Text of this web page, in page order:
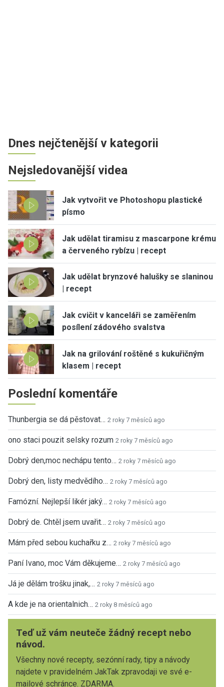
Dnes nejčtenější v kategorii
Nejsledovanější videa
Jak vytvořit ve Photoshopu plastické
písmo
Jak udělat tiramisu z mascarpone krému
a červeného rybízu | recept
Jak udělat brynzové halušky se slaninou
| recept
Jak cvičit v kanceláři se zaměřením
posílení zádového svalstva
Jak na grilování roštěné s kukuřičným
klasem | recept
Poslední komentáře
Thunbergia se dá pěstovat… 2 roky 7 měsíců ago
ono staci pouzit selsky rozum 2 roky 7 měsíců ago
Dobrý den,moc nechápu tento… 2 roky 7 měsíců ago
Dobrý den, listy medvědího… 2 roky 7 měsíců ago
Famózní. Nejlepší likér jaký… 2 roky 7 měsíců ago
Dobrý de. Chtěl jsem uvařit… 2 roky 7 měsíců ago
Mám před sebou kuchařku z… 2 roky 7 měsíců ago
Paní Ivano, moc Vám děkujeme… 2 roky 7 měsíců ago
Já je dělám trošku jinak,… 2 roky 7 měsíců ago
A kde je na orientalnich… 2 roky 8 měsíců ago
Teď už vám neuteče žádný recept nebo
návod.
Všechny nové recepty, sezónní rady, tipy a návody
najdete v pravidelném JakTak zpravodaji ve své e-
mailové schránce. ZDARMA.